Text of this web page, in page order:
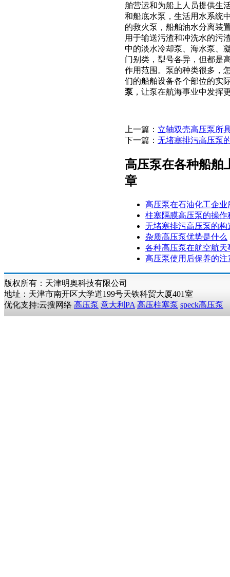
舶营运和为船上人员提供生
和船底水泵，生活用水系统
的救火泵，船舶油水分离装
用于输送污渣和冲洗水的污
中的淡水冷却泵、海水泵、
门别类，型号各异，但都是
作用范围。泵的种类很多，
们的船舶设备各个部位的实
泵 ，让泵在航海事业中发挥
上一篇： 立轴双壳高压泵所
下一篇： 无堵塞排污高压泵
高压泵在各种船舶
章
高压泵在石油化工企业
柱塞隔膜高压泵的操作
无堵塞排污高压泵的构
杂质高压泵优势是什么
各种高压泵在航空航
高压泵使用后保养的注
版权所有：天津明奥科技有限公司
地址：天津市南开区大学道199号天铁科贸大厦401室
优化支持:云搜网络 高压泵 意大利PA 高压柱塞泵 speck高压泵